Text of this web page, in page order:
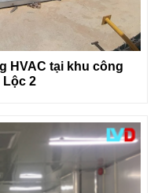
HVAC tại khu công
Lộc 2